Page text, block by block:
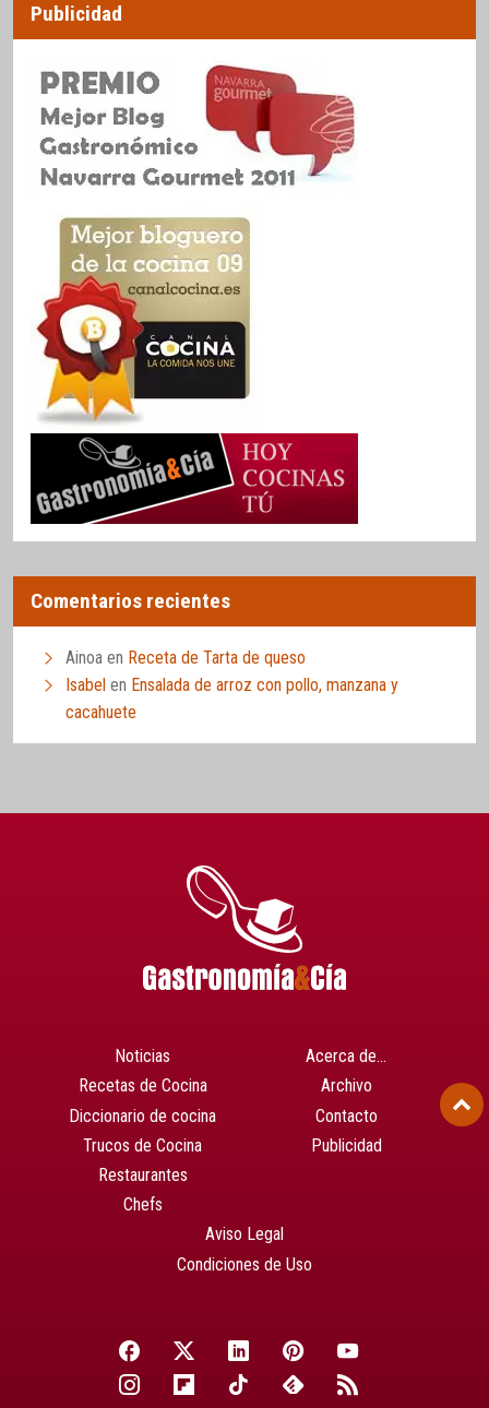
Publicidad
Comentarios recientes
Ainoa en Receta de Tarta de queso
Isabel en Ensalada de arroz con pollo, manzana y
cacahuete
Noticias
Recetas de Cocina
Diccionario de cocina
Trucos de Cocina
Restaurantes
Chefs
Acerca de…
Archivo
Contacto
Publicidad
Aviso Legal
Condiciones de Uso